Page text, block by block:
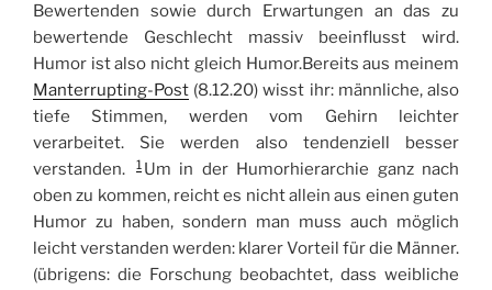
Bewertenden sowie durch Erwartungen an das zu
bewertende Geschlecht massiv beeinflusst wird.
Humor ist also nicht gleich Humor.Bereits aus meinem
Manterrupting-Post (8.12.20) wisst ihr: männliche, also
tiefe Stimmen, werden vom Gehirn leichter
verarbeitet. Sie werden also tendenziell besser
verstanden.
1 Um in der Humorhierarchie ganz nach
oben zu kommen, reicht es nicht allein aus einen guten
Humor zu haben, sondern man muss auch möglich
leicht verstanden werden: klarer Vorteil für die Männer.
(übrigens: die Forschung beobachtet, dass weibliche